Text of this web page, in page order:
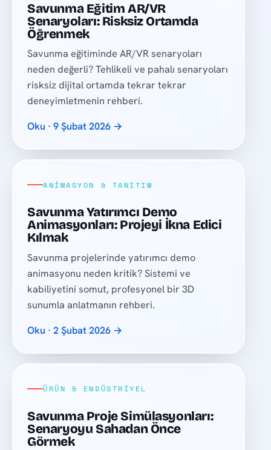
Savunma Eğitim AR/VR
Senaryoları: Risksiz Ortamda
Öğrenmek
Savunma eğitiminde AR/VR senaryoları
neden değerli? Tehlikeli ve pahalı senaryoları
risksiz dijital ortamda tekrar tekrar
deneyimletmenin rehberi.
Oku · 9 Şubat 2026 →
ANIMASYON & TANITIM
Savunma Yatırımcı Demo
Animasyonları: Projeyi İkna Edici
Kılmak
Savunma projelerinde yatırımcı demo
animasyonu neden kritik? Sistemi ve
kabiliyetini somut, profesyonel bir 3D
sunumla anlatmanın rehberi.
Oku · 2 Şubat 2026 →
ÜRÜN & ENDÜSTRIYEL
Savunma Proje Simülasyonları:
Senaryoyu Sahadan Önce
Görmek